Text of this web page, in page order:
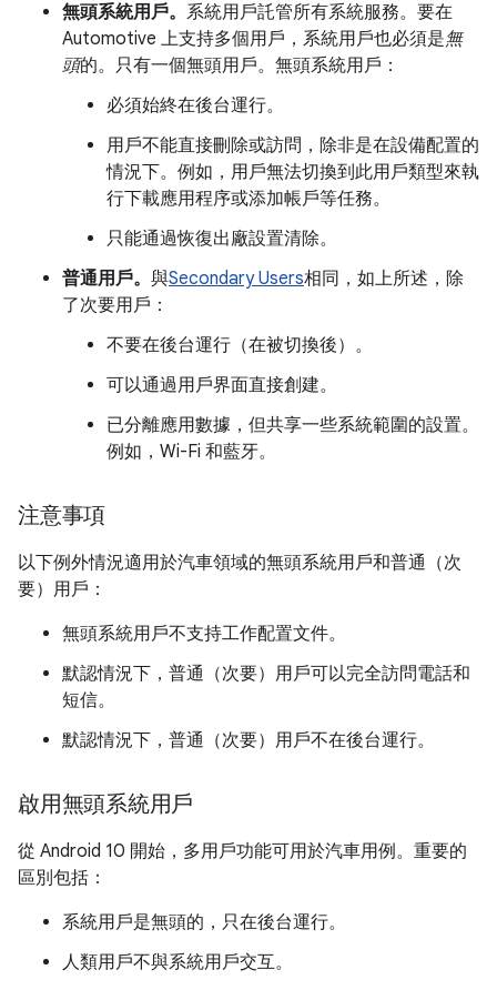
無頭系統用戶。 系統用戶託管所有系統服務。要在
Automotive 上支持多個用戶，系統用戶也必須是無
頭的。只有一個無頭用戶。無頭系統用戶：
必須始終在後台運行。
用戶不能直接刪除或訪問，除非是在設備配置的
情況下。例如，用戶無法切換到此用戶類型來執
行下載應用程序或添加帳戶等任務。
只能通過恢復出廠設置清除。
普通用戶。 與Secondary Users相同，如上所述，除
了次要用戶：
不要在後台運行（在被切換後）。
可以通過用戶界面直接創建。
已分離應用數據，但共享一些系統範圍的設置。
例如，Wi-Fi 和藍牙。
注意事項
以下例外情況適用於汽車領域的無頭系統用戶和普通（次
要）用戶：
無頭系統用戶不支持工作配置文件。
默認情況下，普通（次要）用戶可以完全訪問電話和
短信。
默認情況下，普通（次要）用戶不在後台運行。
啟用無頭系統用戶
從 Android 10 開始，多用戶功能可用於汽車用例。重要的
區別包括：
系統用戶是無頭的，只在後台運行。
人類用戶不與系統用戶交互。